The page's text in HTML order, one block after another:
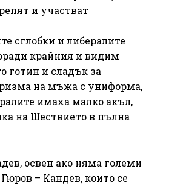
и участват
сглобки и либералите
крайния и видим
готин и сладък за
на мъжа с униформа,
имаха малко акъл,
на Шествието в пълна
освен ако няма големи
– Кандев, които се